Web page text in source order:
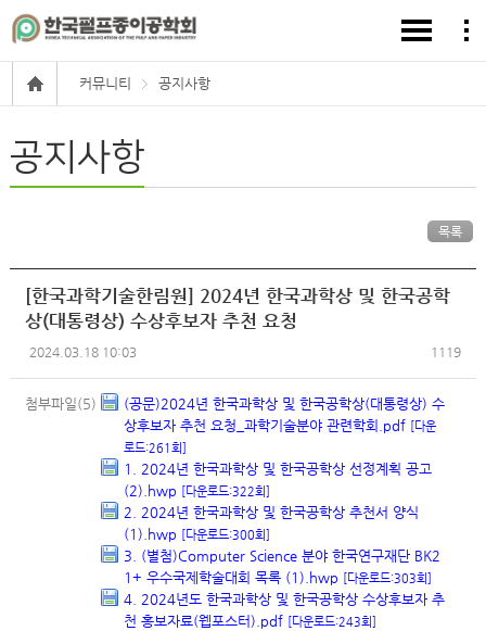
커뮤니티 공지사항
공지사항
목록
[한국과학기술한림원] 2024년 한국과학상 및 한국공학
상(대통령상) 수상후보자 추천 요청
2024.03.18 10:03 1119
첨부파일(5)
(공문)2024년 한국과학상 및 한국공학상(대통령상) 수
상후보자 추천 요청_과학기술분야 관련학회.pdf [다운
로드:261회]
1. 2024년 한국과학상 및 한국공학상 선정계획 공고
(2).hwp [다운로드:322회]
2. 2024년 한국과학상 및 한국공학상 추천서 양식
(1).hwp [다운로드:300회]
3. (별첨)Computer Science 분야 한국연구재단 BK2
1+ 우수국제학술대회 목록 (1).hwp [다운로드:303회]
4. 2024년도 한국과학상 및 한국공학상 수상후보자 추
천 홍보자료(웹포스터).pdf [다운로드:243회]